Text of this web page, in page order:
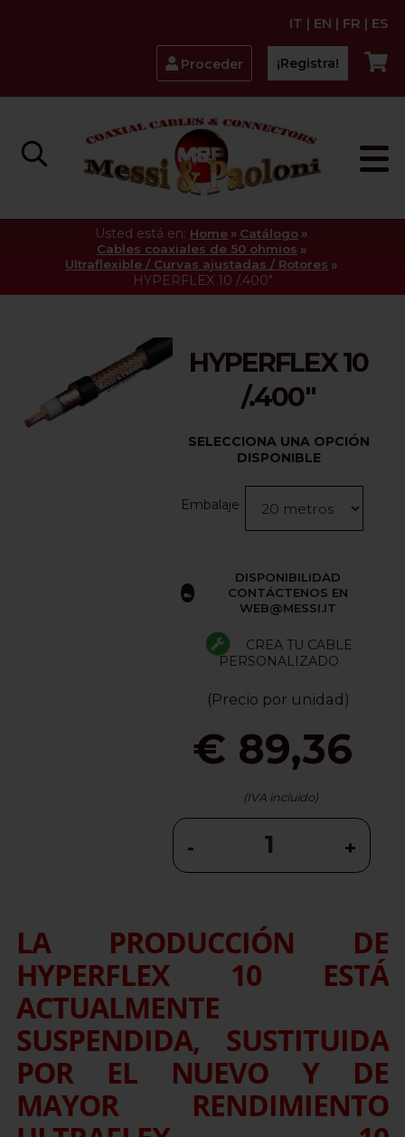
IT | EN | FR | ES
Proceder ¡Registra!
Usted está en: Home » Catálogo »
Cables coaxiales de 50 ohmios »
Ultraflexible / Curvas ajustadas / Rotores »
HYPERFLEX 10 /.400"
HYPERFLEX 10
/.400"
SELECCIONA UNA OPCIÓN
DISPONIBLE
Embalaje
DISPONIBILIDAD
CONTÁCTENOS EN
WEB@MESSI.IT
CREA TU CABLE
PERSONALIZADO
(Precio por unidad)
€ 89,36
(IVA incluido)
- +
LA PRODUCCIÓN DE
HYPERFLEX 10 ESTÁ
ACTUALMENTE
SUSPENDIDA, SUSTITUIDA
POR EL NUEVO Y DE
MAYOR RENDIMIENTO